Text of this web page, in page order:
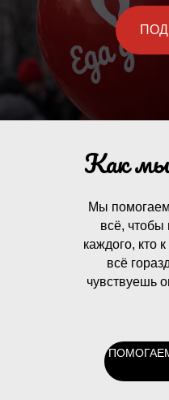
Как
Мы
всё, чтобы
каждого, кто
всё
чувствуешь